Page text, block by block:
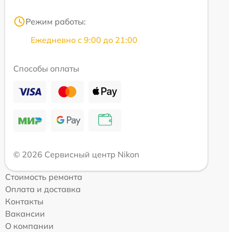
Режим работы:
Ежедневно с 9:00 до 21:00
Способы оплаты
© 2026 Сервисный центр Nikon
Стоимость ремонта
Оплата и доставка
Контакты
Вакансии
О компании